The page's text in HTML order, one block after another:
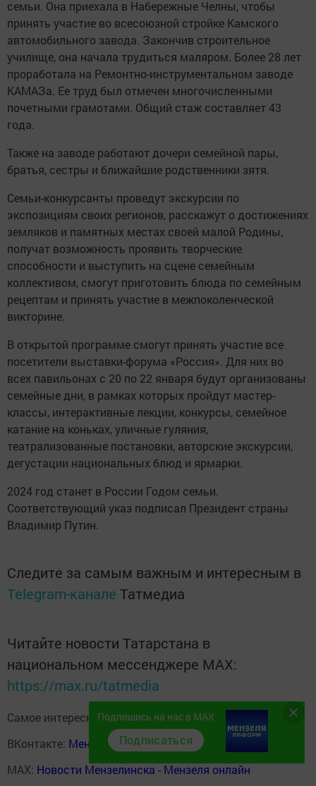
семьи. Она приехала в Набережные Челны, чтобы
принять участие во всесоюзной стройке Камского
автомобильного завода. Закончив строительное
училище, она начала трудиться маляром. Более 28 лет
проработала на Ремонтно-инструментальном заводе
КАМАЗа. Ее труд был отмечен многочисленными
почетными грамотами. Общий стаж составляет 43
года.
Также на заводе работают дочери семейной пары,
братья, сестры и ближайшие родственники зятя.
Семьи-конкурсанты проведут экскурсии по
экспозициям своих регионов, расскажут о достижениях
земляков и памятных местах своей малой Родины,
получат возможность проявить творческие
способности и выступить на сцене семейным
коллективом, смогут приготовить блюда по семейным
рецептам и принять участие в межпоколенческой
викторине.
В открытой программе смогут принять участие все
посетители выставки-форума «Россия». Для них во
всех павильонах с 20 по 22 января будут организованы
семейные дни, в рамках которых пройдут мастер-
классы, интерактивные лекции, конкурсы, семейное
катание на коньках, уличные гуляния,
театрализованные постановки, авторские экскурсии,
дегустации национальных блюд и ярмарки.
2024 год станет в России Годом семьи.
Соответствующий указ подписал Президент страны
Владимир Путин.
Следите за самым важным и интересным в
Telegram-канале Татмедиа
Читайте новости Татарстана в
национальном мессенджере MАХ:
https://max.ru/tatmedia
Самое интересное в наших социальных сетях:
ВКонтакте: Мензелинск news - Мензеля-информ
MAX: Новости Мензелинска - Мензеля онлайн
Подпишись на нас в MAX
Подписаться